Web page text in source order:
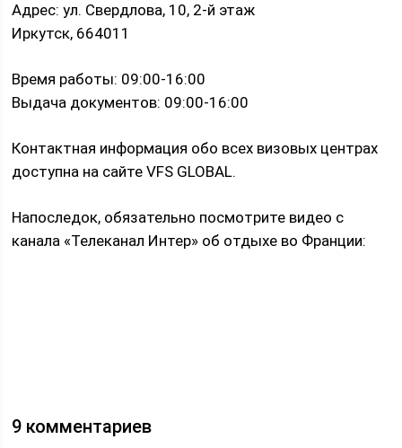
Адрес: ул. Свердлова, 10, 2-й этаж
Иркутск, 664011
Время работы: 09:00-16:00
Выдача документов: 09:00-16:00
Контактная информация обо всех визовых центрах
доступна на сайте VFS GLOBAL.
Напоследок, обязательно посмотрите видео с
канала «Телеканал Интер» об отдыхе во Франции:
9 комментариев